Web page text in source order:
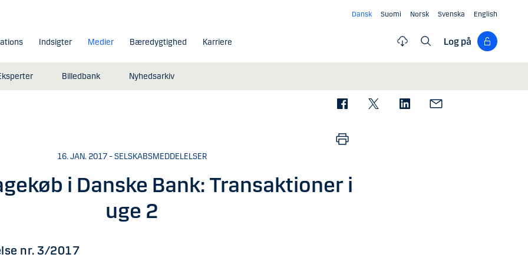
Dansk Suomi Norsk Svenska English
Indsigter Medier
Billedbank Nyhedsarkiv
Bæredygtighed Karriere Log på
16. JAN. 2017 – SELSKABSMEDDELELSER
i Danske Bank: Transaktioner i
uge 2
nr. 3/2017